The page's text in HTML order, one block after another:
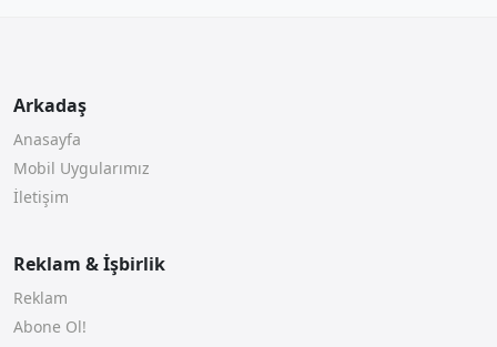
Arkadaş
Anasayfa
Mobil Uygularımız
İletişim
Reklam & İşbirlik
Reklam
Abone Ol!